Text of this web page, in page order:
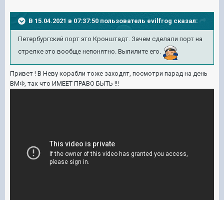
В 15.04.2021 в 07:37:50 пользователь evilfrog сказал:
Петербургский порт это Кронштадт. Зачем сделали порт на
стрелке это вообще непонятно. Выпилите его.
Привет ! В Неву корабли тоже заходят, посмотри парад на день
ВМФ, так что ИМЕЕТ ПРАВО БЫТЬ !!!